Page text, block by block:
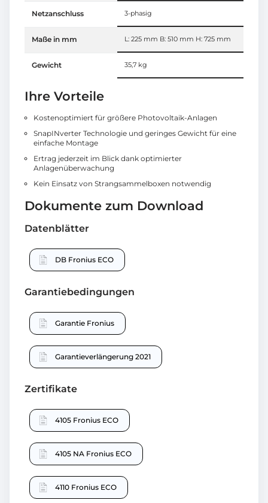
Netzanschluss 3-phasig
Maße in mm L: 225 mm B: 510 mm H: 725 mm
Gewicht 35,7 kg
Ihre Vorteile
Kostenoptimiert für größere Photovoltaik-Anlagen
SnapINverter Technologie und geringes Gewicht für eine
einfache Montage
Ertrag jederzeit im Blick dank optimierter
Anlagenüberwachung
Kein Einsatz von Strangsammelboxen notwendig
Dokumente zum Download
Datenblätter
DB Fronius ECO
Garantiebedingungen
Garantie Fronius
Garantieverlängerung 2021
Zertifikate
4105 Fronius ECO
4105 NA Fronius ECO
4110 Fronius ECO